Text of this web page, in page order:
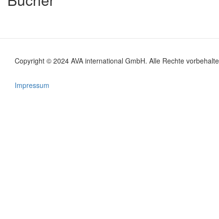
Copyright © 2024 AVA international GmbH. Alle Rechte
menu
Impressum